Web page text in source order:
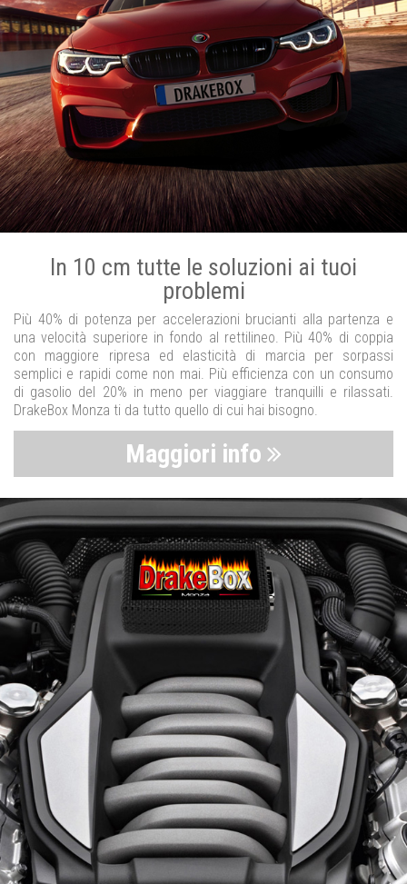
In 10 cm tutte le soluzioni ai tuoi
problemi
Più 40% di potenza per accelerazioni brucianti alla partenza e
una velocità superiore in fondo al rettilineo. Più 40% di coppia
con maggiore ripresa ed elasticità di marcia per sorpassi
semplici e rapidi come non mai. Più efficienza con un consumo
di gasolio del 20% in meno per viaggiare tranquilli e rilassati.
DrakeBox Monza ti da tutto quello di cui hai bisogno.
Maggiori info